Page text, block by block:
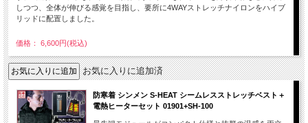
しつつ、全体が伸びる感覚を目指し、要所に4WAYストレッチナイロンをハイブ
リッドに配置しました。
価格： 6,600円(税込)
お気に入りに追加済
防寒着 シンメン S-HEAT シームレスストレッチベスト＋
電熱ヒーターセット 01901+SH-100